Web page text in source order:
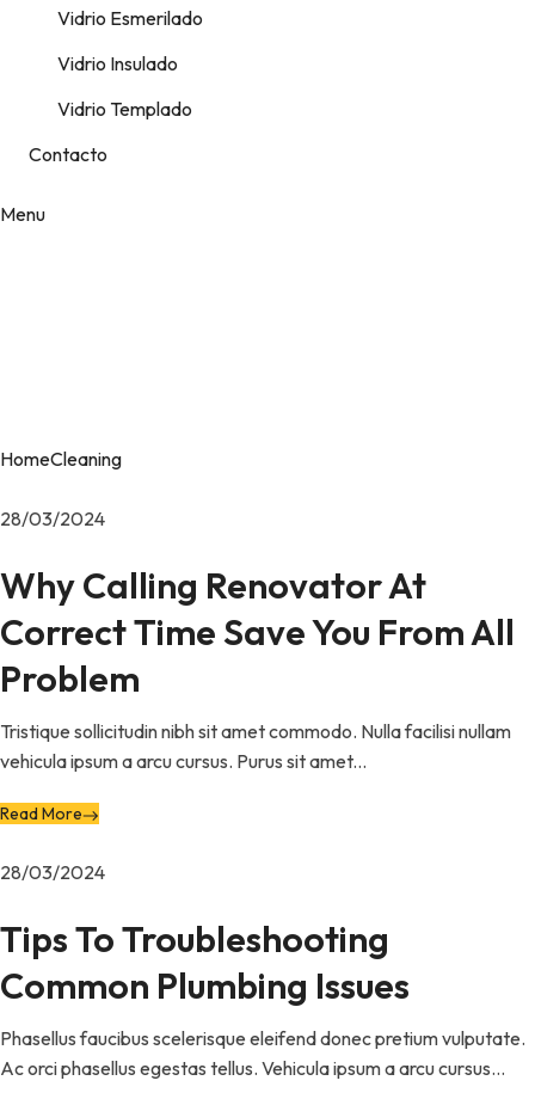
Vidrio Esmerilado
Vidrio Insulado
Vidrio Templado
Contacto
Menu
HomeCleaning
28/03/2024
Why Calling Renovator At
Correct Time Save You From All
Problem
Tristique sollicitudin nibh sit amet commodo. Nulla facilisi nullam
vehicula ipsum a arcu cursus. Purus sit amet...
Read More
28/03/2024
Tips To Troubleshooting
Common Plumbing Issues
Phasellus faucibus scelerisque eleifend donec pretium vulputate.
Ac orci phasellus egestas tellus. Vehicula ipsum a arcu cursus...